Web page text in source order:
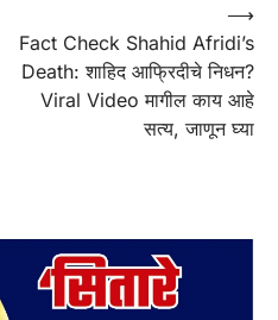
Fact Check Shahid Afridi’s
Death: शाहिद आफ्रिदीचे निधन?
Viral Video मागील काय आहे
सत्य, जाणून घ्या
⟶